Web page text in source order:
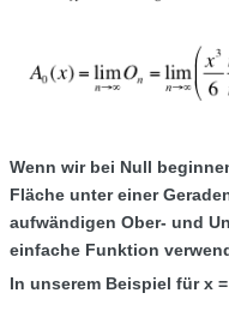
Wenn wir bei Null
Fläche unter einer
aufwändigen Ober- und
einfache Funktion
In unserem Beispiel für x